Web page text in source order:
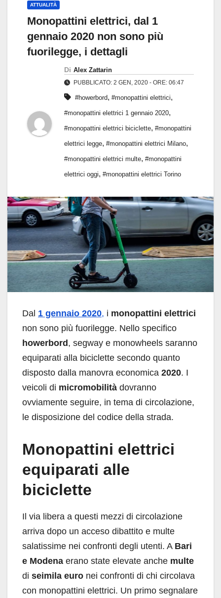
ATTUALITÀ
Monopattini elettrici, dal 1
gennaio 2020 non sono più
fuorilegge, i dettagli
Di Alex Zattarin
PUBBLICATO: 2 GEN, 2020 - ORE: 06:47
#howerbord, #monopattini elettrici,
#monopattini elettrici 1 gennaio 2020,
#monopattini elettrici biciclette, #monopattini
elettrici legge, #monopattini elettrici Milano,
#monopattini elettrici multe, #monopattini
elettrici oggi, #monopattini elettrici Torino
Dal 1 gennaio 2020, i monopattini elettrici
non sono più fuorilegge. Nello specifico
howerbord, segway e monowheels saranno
equiparati alla biciclette secondo quanto
disposto dalla manovra economica 2020. I
veicoli di micromobilità dovranno
ovviamente seguire, in tema di circolazione,
le disposizione del codice della strada.
Monopattini elettrici
equiparati alle
biciclette
Il via libera a questi mezzi di circolazione
arriva dopo un acceso dibattito e multe
salatissime nei confronti degli utenti. A Bari
e Modena erano state elevate anche multe
di seimila euro nei confronti di chi circolava
con monopattini elettrici. Un primo segnalare